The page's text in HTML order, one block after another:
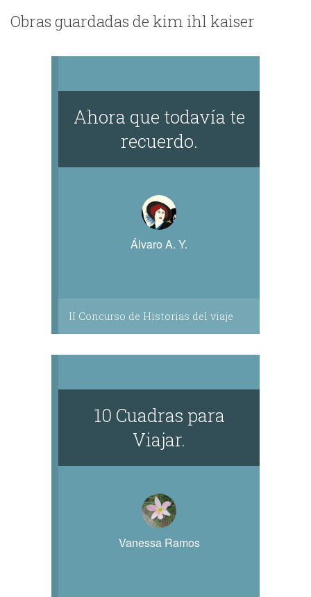
Obras guardadas de kim ihl kaiser
Ahora que todavía te
recuerdo.
Álvaro A. Y.
II Concurso de Historias del viaje
10 Cuadras para
Viajar.
Vanessa Ramos